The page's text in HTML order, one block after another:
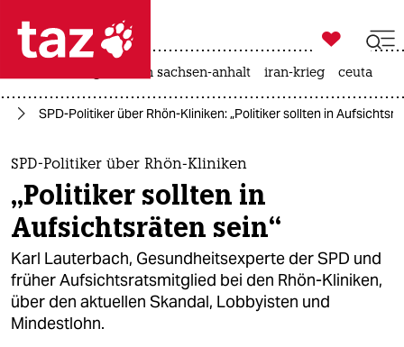
 taz zahl ich
taz zahl ich
themen
politik
öko
gesellschaft
kultur

taz zahl ich
landtagswahl in sachsen-anhalt iran-krieg ceuta
SPD-Politiker über Rhön-Kliniken: „Politiker sollten in
SPD-Politiker über Rhön-Kliniken
„Politiker sollten in
Aufsichtsräten sein“
Karl Lauterbach, Gesundheitsexperte der SPD und
früher Aufsichtsratsmitglied bei den Rhön-Kliniken,
über den aktuellen Skandal, Lobbyisten und
Mindestlohn.